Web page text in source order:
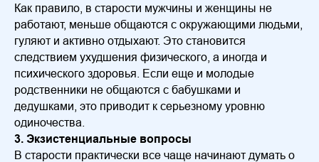
Как правило, в старости мужчины и женщины не
работают, меньше общаются с окружающими людьми,
гуляют и активно отдыхают. Это становится
следствием ухудшения физического, а иногда и
психического здоровья. Если еще и молодые
родственники не общаются с бабушками и
дедушками, это приводит к серьезному уровню
одиночества.
3. Экзистенциальные вопросы
В старости практически все чаще начинают думать о